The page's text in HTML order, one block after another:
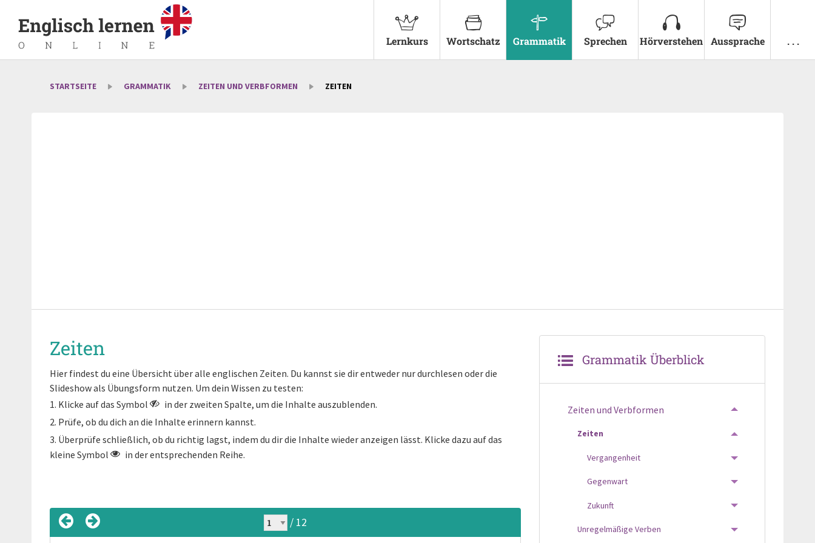
Lernkurs Wortschatz Grammatik Sprechen Hörverstehen Aussprache . . .
STARTSEITE GRAMMATIK ZEITEN UND VERBFORMEN ZEITEN
Zeiten
Hier findest du eine Übersicht über alle englischen Zeiten. Du kannst sie dir entweder nur durchlesen oder die
Slideshow als Übungsform nutzen. Um dein Wissen zu testen:
Klicke auf das Symbol
in der zweiten Spalte, um die Inhalte auszublenden.
Prüfe, ob du dich an die Inhalte erinnern kannst.
Überprüfe schließlich, ob du richtig lagst, indem du dir die Inhalte wieder anzeigen lässt. Klicke dazu auf das
kleine Symbol
in der entsprechenden Reihe.
/ 12
Grammatik Überblick
Zeiten und Verbformen
TOGGLE MENU
Zeiten
TOGGLE MENU
Vergangenheit
TOGGLE MENU
Gegenwart
TOGGLE MENU
Zukunft
TOGGLE MENU
Unregelmäßige Verben
TOGGLE MENU